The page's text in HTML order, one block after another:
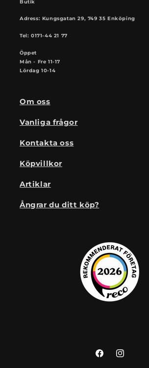
Butik
Adress: Kungsgatan 29, 749 35 Enköping
Tel: 0171-44 21 77
Öppet
Mån - Fre 11-17
Lördag 10-14
Om oss
Vanliga frågor
Kontakta oss
Köpvillkor
Artiklar
Ångrar du ditt köp?
FacebookInstagram